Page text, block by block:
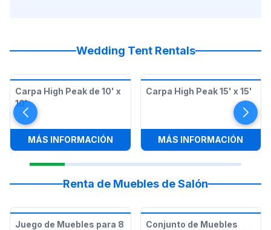
Wedding Tent Rentals
Carpa High Peak de 10' x
10'
MÁS INFORMACIÓN: CARPA HIGH PEAK DE 10' X 10'
Carpa High Peak 15' x 15'
MÁS INFORMACIÓN
Renta de Muebles de Salón
Juego de Muebles para 8
Conjunto de Muebles